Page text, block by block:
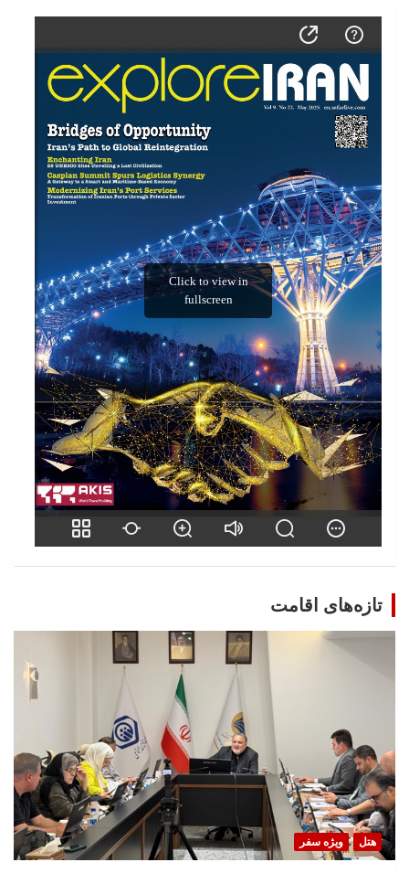
تازه‌های اقامت
هتل ویژه سفر